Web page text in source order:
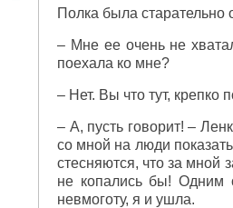
Полка была старательно
– Мне ее очень не
поехала ко мне?
– Нет. Вы что тут, крепко
– А, пусть говорит! –
со мной на люди
стесняются, что за мной
не копались бы! Одним
невмоготу, я и ушла.